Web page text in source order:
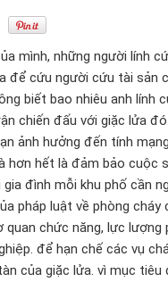
mình, những người lính
để cứu người cứu tài sản
biết bao nhiêu anh lính
chiến đấu với giặc lửa
ảnh hưởng đến tính
hơn hết là đảm bảo cuộc
gia đình mỗi khu phố cần
pháp luật về phòng cháy
quan chức năng, lực lượng
để hạn chế các vụ
của giặc lửa. vì mục tiêu